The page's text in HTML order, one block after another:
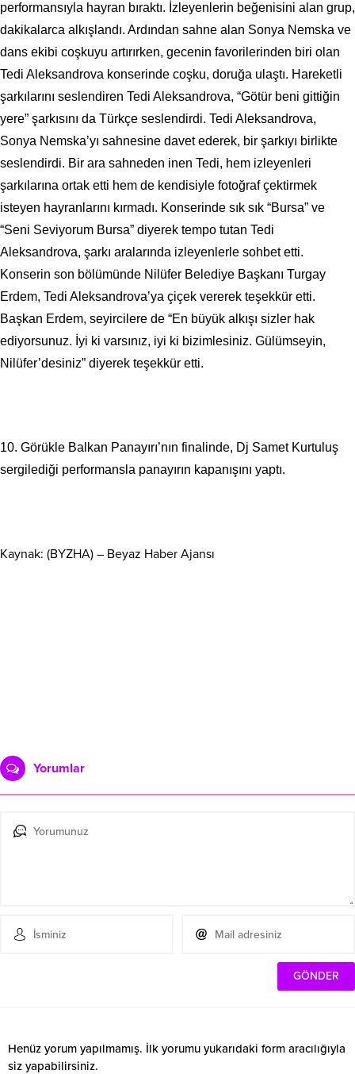
performansıyla hayran bıraktı. İzleyenlerin beğenisini alan grup,
dakikalarca alkışlandı. Ardından sahne alan Sonya Nemska ve
dans ekibi coşkuyu artırırken, gecenin favorilerinden biri olan
Tedi Aleksandrova konserinde coşku, doruğa ulaştı. Hareketli
şarkılarını seslendiren Tedi Aleksandrova, “Götür beni gittiğin
yere” şarkısını da Türkçe seslendirdi. Tedi Aleksandrova,
Sonya Nemska’yı sahnesine davet ederek, bir şarkıyı birlikte
seslendirdi. Bir ara sahneden inen Tedi, hem izleyenleri
şarkılarına ortak etti hem de kendisiyle fotoğraf çektirmek
isteyen hayranlarını kırmadı. Konserinde sık sık “Bursa” ve
“Seni Seviyorum Bursa” diyerek tempo tutan Tedi
Aleksandrova, şarkı aralarında izleyenlerle sohbet etti.
Konserin son bölümünde Nilüfer Belediye Başkanı Turgay
Erdem, Tedi Aleksandrova’ya çiçek vererek teşekkür etti.
Başkan Erdem, seyircilere de “En büyük alkışı sizler hak
ediyorsunuz. İyi ki varsınız, iyi ki bizimlesiniz. Gülümseyin,
Nilüfer’desiniz” diyerek teşekkür etti.
10. Görükle Balkan Panayırı’nın finalinde, Dj Samet Kurtuluş
sergilediği performansla panayırın kapanışını yaptı.
Kaynak: (BYZHA) – Beyaz Haber Ajansı
Yorumlar
Henüz yorum yapılmamış. İlk yorumu yukarıdaki form aracılığıyla
siz yapabilirsiniz.